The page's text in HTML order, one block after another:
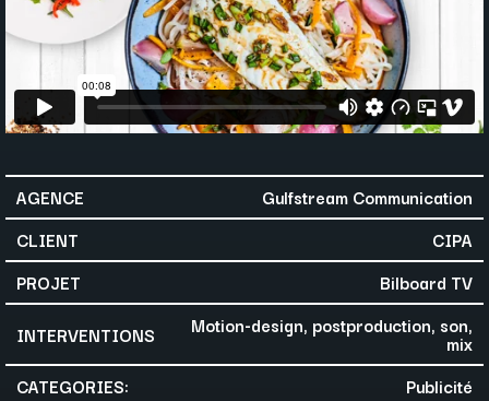
AGENCE
Gulfstream Communication
CLIENT
CIPA
PROJET
Bilboard TV
INTERVENTIONS
Motion-design, postproduction, son,
mix
CATEGORIES:
Publicité